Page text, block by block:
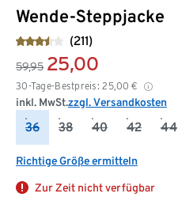
Wende-Steppjacke
(211)
59,95 25,00
30-Tage-Bestpreis: 25,00 €
inkl. MwSt.zzgl. Versandkosten
36 38 40 42 44
Richtige Größe ermitteln
Zur Zeit nicht verfügbar